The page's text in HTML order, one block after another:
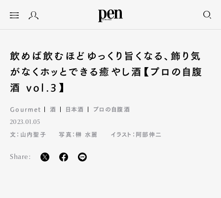
飲めば飲むほどゆっくり旨くなる、飾り気
がなくホッとできる癒やし酒【プロの自腹
酒 vol.3】
Gourmet 酒 日本酒 プロの自腹酒
2023.01.05
文：山内聖子
写真：榊 水麗 イラスト：阿部伸二
Share: